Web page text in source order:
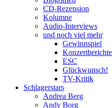
CD-Rezension
Kolumne
Audio-Interviews
und noch viel mehr
Gewinnspiel
Konzertberichte
ESC
Glückwunsch!
TV-Kritik
Schlagerstars
Andrea Berg
Andy Borg